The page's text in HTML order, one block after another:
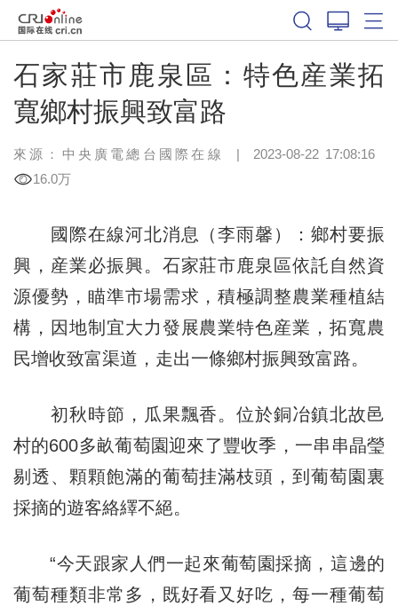
石家莊市鹿泉區：特色産業拓
寬鄉村振興致富路
來源：中央廣電總台國際在線 | 2023-08-22 17:08:16
16.0万
國際在線河北消息（李雨馨）：鄉村要振
興，産業必振興。石家莊市鹿泉區依託自然資
源優勢，瞄準市場需求，積極調整農業種植結
構，因地制宜大力發展農業特色産業，拓寬農
民增收致富渠道，走出一條鄉村振興致富路。
初秋時節，瓜果飄香。位於銅冶鎮北故邑
村的600多畝葡萄園迎來了豐收季，一串串晶瑩
剔透、顆顆飽滿的葡萄挂滿枝頭，到葡萄園裏
採摘的遊客絡繹不絕。
“今天跟家人們一起來葡萄園採摘，這邊的
葡萄種類非常多，既好看又好吃，每一種葡萄